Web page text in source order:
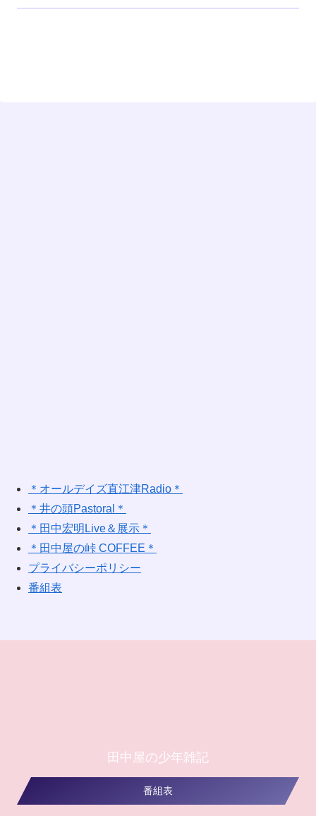
＊オールデイズ直江津Radio＊
＊井の頭Pastoral＊
＊田中宏明Live＆展示＊
＊田中屋の峠 COFFEE＊
プライバシーポリシー
番組表
田中屋の少年雑記
番組表